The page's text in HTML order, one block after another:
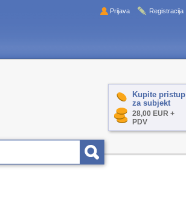
Prijava Registracija
Kupite pristup
za subjekt
28,00 EUR +
PDV